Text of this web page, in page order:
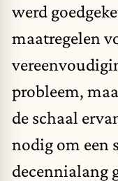
werd
maatregelen
probleem,
de schaal
nodig om een
decennialang